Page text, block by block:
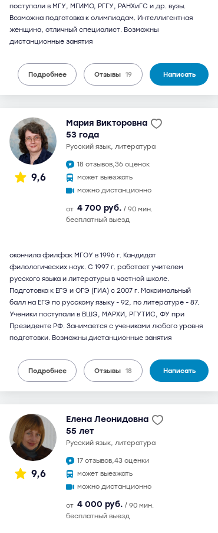
поступали в МГУ, МГИМО, РГГУ, РАНХиГС и др. вузы.
Возможна подготовка к олимпиадам. Интеллигентная
женщина, отличный специалист. Возможны
дистанционные занятия
Подробнее Отзывы 19 Написать
9,6
Мария Викторовна
53 года
русский язык, литература
18 отзывов,36 оценок
может выезжать
можно дистанционно
от 4 700 руб. / 90 мин.
бесплатный выезд
окончила филфак МГОУ в 1996 г. Кандидат
филологических наук. С 1997 г. работает учителем
русского языка и литературы в частной школе.
Подготовка к ЕГЭ и ОГЭ (ГИА) с 2007 г. Максимальный
балл на ЕГЭ по русскому языку - 92, по литературе - 87.
Ученики поступали в ВШЭ, МАРХИ, РГУТИС, ФУ при
Президенте РФ. Занимается с учениками любого уровня
подготовки. Возможны дистанционные занятия
Подробнее Отзывы 18 Написать
9,6
Елена Леонидовна
55 лет
русский язык, литература
17 отзывов,43 оценки
может выезжать
можно дистанционно
от 4 000 руб. / 90 мин.
бесплатный выезд